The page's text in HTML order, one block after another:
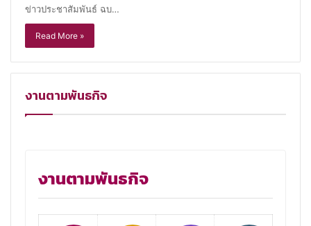
ข่าวประชาสัมพันธ์ ฉบ…
Read More »
งานตามพันธกิจ
งานตามพันธกิจ